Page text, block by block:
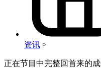
资讯 >
正在节目中完整回首来的